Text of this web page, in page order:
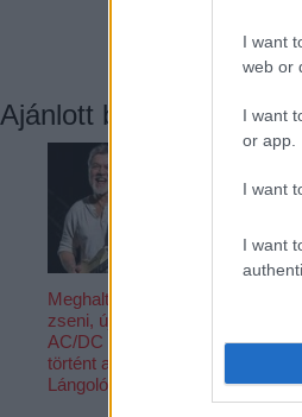
I want
web or
I want
or app.
I want
I want
Ajánlott bejegyzések:
Meghalt egy
zseni, újra él az
AC/DC - Ez
történt a
Lángolón
találkozása,
Ilyen a HAB
című film